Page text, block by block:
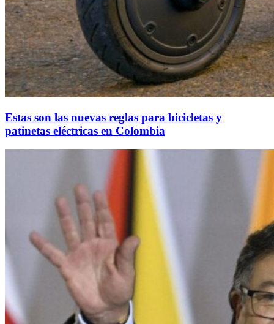
Estas son las nuevas reglas para bicicletas y
patinetas eléctricas en Colombia